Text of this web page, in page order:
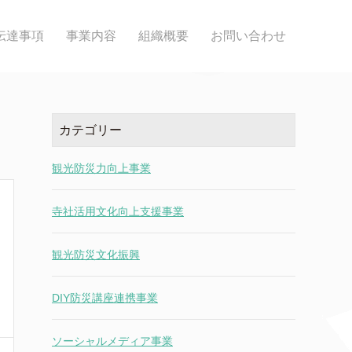
達事項 事業内容 組織概要 お問い合わせ
カテゴリー
観光防災力向上事業
寺社活用文化向上支援事業
観光防災文化振興
DIY防災講座連携事業
ソーシャルメディア事業